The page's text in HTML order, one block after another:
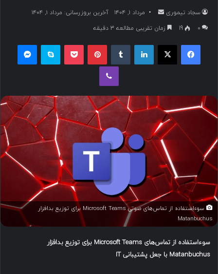
سجاد تیموری
ا
ا
ی
ی
ل
مرداد ۱, ۱۴۰۴
آخرین بروزرسانی: مرداد ۱, ۱۴۰۴
۰
19 زمان تقریبی مطالعه 3 دقیقه
فیسبوک ایکس لینکداین پینتریست پاکت اسکایپ
وایبر
سوءاستفاده از تماس‌های صوتی Microsoft Teams برای توزیع بدافزار
Matanbuchus
سوءاستفاده از تماس‌های
برای توزیع بدافزار
Matanbuchus با جعل پشتیبانی IT